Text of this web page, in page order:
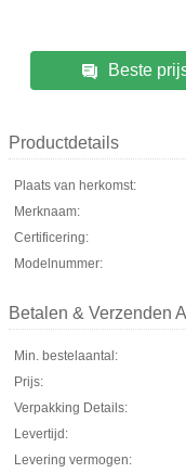
Beste
Productdetails
Plaats van herkomst:
Merknaam:
Certificering:
Modelnummer:
Betalen & Verzenden
Min. bestelaantal:
Prijs:
Verpakking Details:
Levertijd:
Levering vermogen: